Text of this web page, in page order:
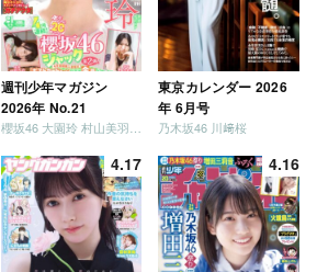
週刊少年マガジン
2026年 No.21
東京カレンダー 2026
年 6月号
乃木坂46 川﨑桜
4.17 4.16